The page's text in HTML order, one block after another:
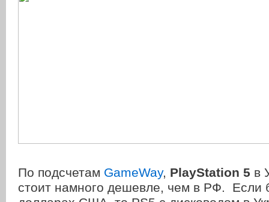
По подсчетам GameWay, PlayStation 5 в
стоит намного дешевле, чем в РФ. Если